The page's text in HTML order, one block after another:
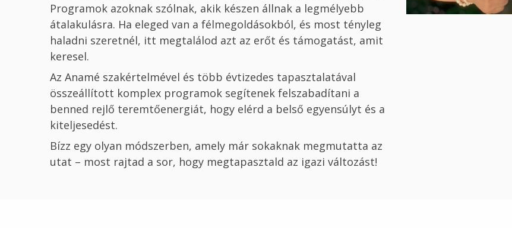
Programok azoknak szólnak, akik készen állnak a legmélyebb
átalakulásra. Ha eleged van a félmegoldásokból, és most tényleg
haladni szeretnél, itt megtalálod azt az erőt és támogatást, amit
keresel.
Az Anamé szakértelmével és több évtizedes tapasztalatával
összeállított komplex programok segítenek felszabadítani a
benned rejlő teremtőenergiát, hogy elérd a belső egyensúlyt és a
kiteljesedést.
Bízz egy olyan módszerben, amely már sokaknak megmutatta az
utat – most rajtad a sor, hogy megtapasztald az igazi változást!